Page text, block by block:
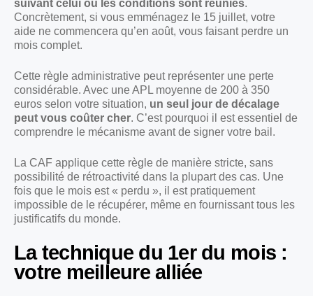
suivant celui où les conditions sont réunies.
Concrètement, si vous emménagez le 15 juillet, votre
aide ne commencera qu’en août, vous faisant perdre un
mois complet.
Cette règle administrative peut représenter une perte
considérable. Avec une APL moyenne de 200 à 350
euros selon votre situation, un seul jour de décalage
peut vous coûter cher. C’est pourquoi il est essentiel de
comprendre le mécanisme avant de signer votre bail.
La CAF applique cette règle de manière stricte, sans
possibilité de rétroactivité dans la plupart des cas. Une
fois que le mois est « perdu », il est pratiquement
impossible de le récupérer, même en fournissant tous les
justificatifs du monde.
La technique du 1er du mois :
votre meilleure alliée